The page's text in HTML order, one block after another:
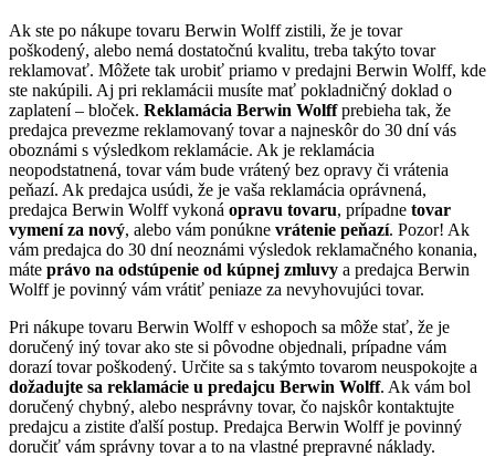
Ak ste po nákupe tovaru Berwin Wolff zistili, že je tovar
poškodený, alebo nemá dostatočnú kvalitu, treba takýto tovar
reklamovať. Môžete tak urobiť priamo v predajni Berwin Wolff, kde
ste nakúpili. Aj pri reklamácii musíte mať pokladničný doklad o
zaplatení – bloček. Reklamácia Berwin Wolffprebieha tak, že
predajca prevezme reklamovaný tovar a najneskôr do 30 dní vás
oboznámi s výsledkom reklamácie. Ak je reklamácia
neopodstatnená, tovar vám bude vrátený bez opravy či vrátenia
peňazí. Ak predajca usúdi, že je vaša reklamácia oprávnená,
predajca Berwin Wolff vykoná opravu tovaru, prípadne tovar
vymení za nový, alebo vám ponúkne vrátenie peňazí. Pozor! Ak
vám predajca do 30 dní neoznámi výsledok reklamačného konania,
máte právo na odstúpenie od kúpnej zmluvy a predajca Berwin
Wolff je povinný vám vrátiť peniaze za nevyhovujúci tovar.
Pri nákupe tovaru Berwin Wolff v eshopoch sa môže stať, že je
doručený iný tovar ako ste si pôvodne objednali, prípadne vám
dorazí tovar poškodený. Určite sa s takýmto tovarom neuspokojte a
dožadujte sa reklamácie u predajcu Berwin Wolff. Ak vám bol
doručený chybný, alebo nesprávny tovar, čo najskôr kontaktujte
predajcu a zistite ďalší postup. Predajca Berwin Wolff je povinný
doručiť vám správny tovar a to na vlastné prepravné náklady.